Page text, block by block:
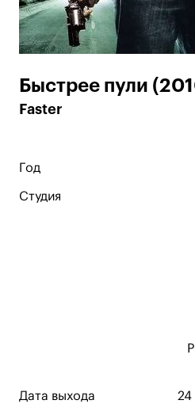
Быстрее пули
Faster
Год
Студия
Дата выхода